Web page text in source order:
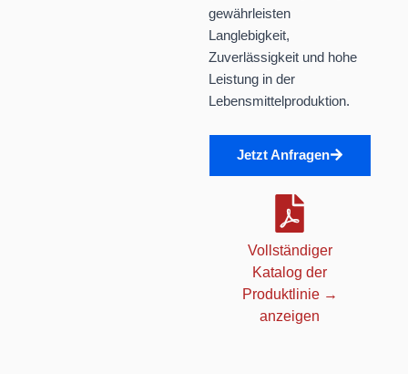
gewährleisten
Langlebigkeit,
Zuverlässigkeit und hohe
Leistung in der
Lebensmittelproduktion.
Jetzt Anfragen
Vollständiger
Katalog der
Produktlinie →
anzeigen